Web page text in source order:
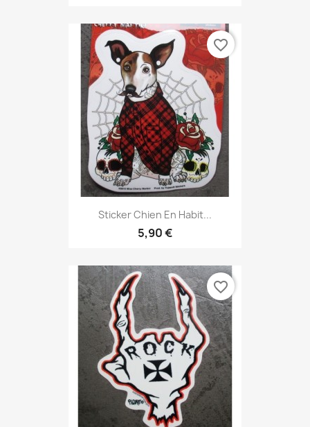
Sticker Chien En Habit...
5,90 €
favorite_border
favorite_border